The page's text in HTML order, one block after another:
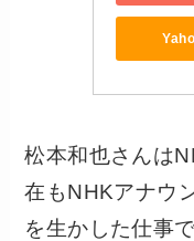
松本和也さんは
在もNHKアナウ
を生かした仕事